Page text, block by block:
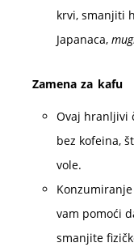
krvi, smanjiti
Japanaca,
Zamena za kafu
Ovaj hranljivi
bez kofeina,
vole.
vam pomoći
smanjite